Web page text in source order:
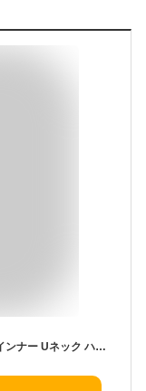
ゴルフウェア レディース 極薄 アイススキン インナー Uネック ハイネック [efficace] エフィカス 春夏 真夏 S-L 1602-7012 日焼け防止 紫外線カット UV 接触冷感 吸湿 冷感インナー ストレッチ アンダーウェア スポーツ UVカット ゴルフ